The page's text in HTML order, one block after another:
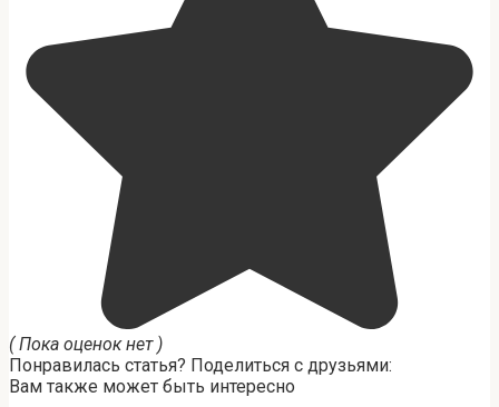
( Пока оценок нет )
Понравилась статья? Поделиться с друзьями:
Вам также может быть интересно